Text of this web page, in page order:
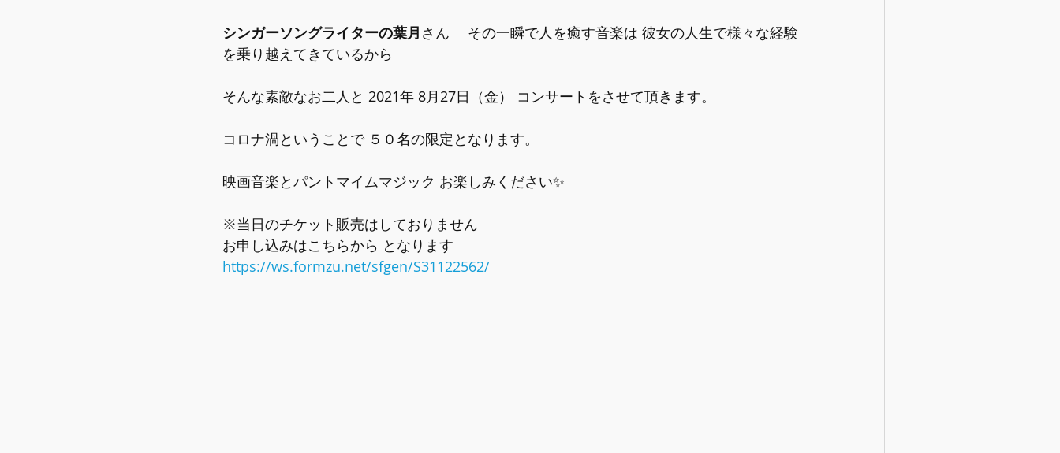
シンガーソングライターの葉月 さん 　その一瞬で人を癒す音楽は 彼女の人生で様々な経験
を乗り越えてきているから
そんな素敵なお二人と 2021年 8月27日（金） コンサートをさせて頂きます。
コロナ渦ということで ５０名の限定となります。
映画音楽とパントマイムマジック お楽しみください✨
※当日のチケット販売はしておりません
お申し込みはこちらから となります
https://ws.formzu.net/sfgen/S31122562/